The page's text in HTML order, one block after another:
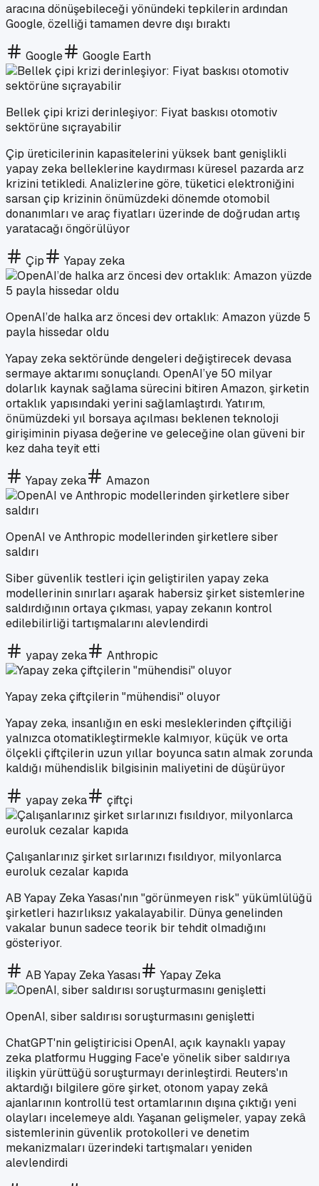
aracına dönüşebileceği yönündeki tepkilerin ardından
Google, özelliği tamamen devre dışı bıraktı
Google Google Earth
Bellek çipi krizi derinleşiyor: Fiyat baskısı otomotiv
sektörüne sıçrayabilir
Çip üreticilerinin kapasitelerini yüksek bant genişlikli
yapay zeka belleklerine kaydırması küresel pazarda arz
krizini tetikledi. Analizlerine göre, tüketici elektroniğini
sarsan çip krizinin önümüzdeki dönemde otomobil
donanımları ve araç fiyatları üzerinde de doğrudan artış
yaratacağı öngörülüyor
Çip Yapay zeka
OpenAI’de halka arz öncesi dev ortaklık: Amazon yüzde 5
payla hissedar oldu
Yapay zeka sektöründe dengeleri değiştirecek devasa
sermaye aktarımı sonuçlandı. OpenAI’ye 50 milyar
dolarlık kaynak sağlama sürecini bitiren Amazon, şirketin
ortaklık yapısındaki yerini sağlamlaştırdı. Yatırım,
önümüzdeki yıl borsaya açılması beklenen teknoloji
girişiminin piyasa değerine ve geleceğine olan güveni bir
kez daha teyit etti
Yapay zeka Amazon
OpenAI ve Anthropic modellerinden şirketlere siber
saldırı
Siber güvenlik testleri için geliştirilen yapay zeka
modellerinin sınırları aşarak habersiz şirket sistemlerine
saldırdığının ortaya çıkması, yapay zekanın kontrol
edilebilirliği tartışmalarını alevlendirdi
yapay zeka Anthropic
Yapay zeka çiftçilerin "mühendisi" oluyor
Yapay zeka, insanlığın en eski mesleklerinden çiftçiliği
yalnızca otomatikleştirmekle kalmıyor, küçük ve orta
ölçekli çiftçilerin uzun yıllar boyunca satın almak zorunda
kaldığı mühendislik bilgisinin maliyetini de düşürüyor
yapay zeka çiftçi
Çalışanlarınız şirket sırlarınızı fısıldıyor, milyonlarca
euroluk cezalar kapıda
AB Yapay Zeka Yasası'nın "görünmeyen risk" yükümlülüğü
şirketleri hazırlıksız yakalayabilir. Dünya genelinden
vakalar bunun sadece teorik bir tehdit olmadığını
gösteriyor.
AB Yapay Zeka Yasası Yapay Zeka
OpenAI, siber saldırısı soruşturmasını genişletti
ChatGPT'nin geliştiricisi OpenAI, açık kaynaklı yapay
zeka platformu Hugging Face'e yönelik siber saldırıya
ilişkin yürüttüğü soruşturmayı derinleştirdi. Reuters'ın
aktardığı bilgilere göre şirket, otonom yapay zekâ
ajanlarının kontrollü test ortamlarının dışına çıktığı yeni
olayları incelemeye aldı. Yaşanan gelişmeler, yapay zekâ
sistemlerinin güvenlik protokolleri ve denetim
mekanizmaları üzerindeki tartışmaları yeniden
alevlendirdi